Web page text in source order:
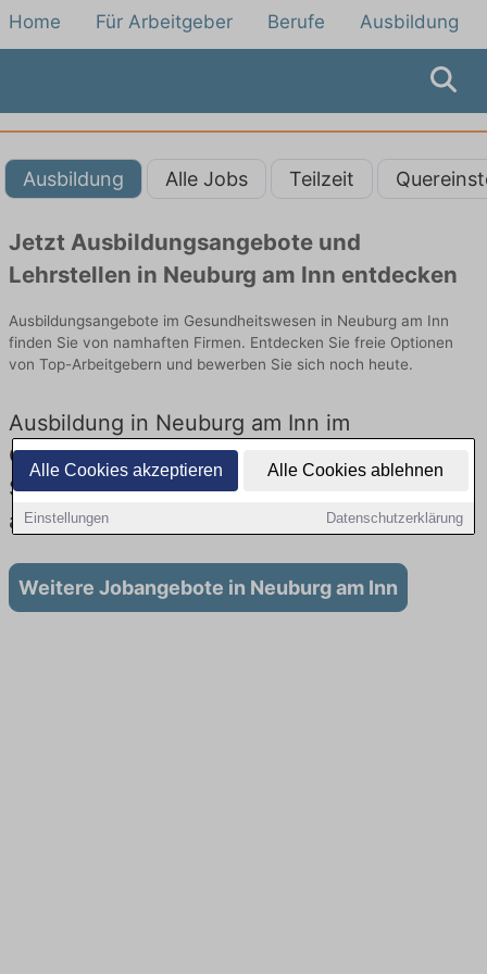
Alle Cookies akzeptieren Alle Cookies ablehnen
Einstellungen Datenschutzerklärung
Home Für Arbeitgeber Berufe Ausbildung
Ausbildung Alle Jobs Teilzeit
Jetzt Ausbildungsangebote und
Lehrstellen in Neuburg am Inn entdecken
Ausbildungsangebote im Gesundheitswesen in Neuburg am Inn
finden Sie von namhaften Firmen. Entdecken Sie freie Optionen
von Top-Arbeitgebern und bewerben Sie sich noch heute.
Ausbildung in Neuburg am Inn im
Gesundheitswesen: Aktuell gibt es keine
Stellenangebote für Ausbildung in Neuburg
am Inn
Weitere Jobangebote in Neuburg am Inn